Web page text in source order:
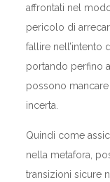
affrontati nel
pericolo di
fallire nell’intento
portando perfino
possono
incerta.
Quindi come
nella metafora,
transizioni sicure